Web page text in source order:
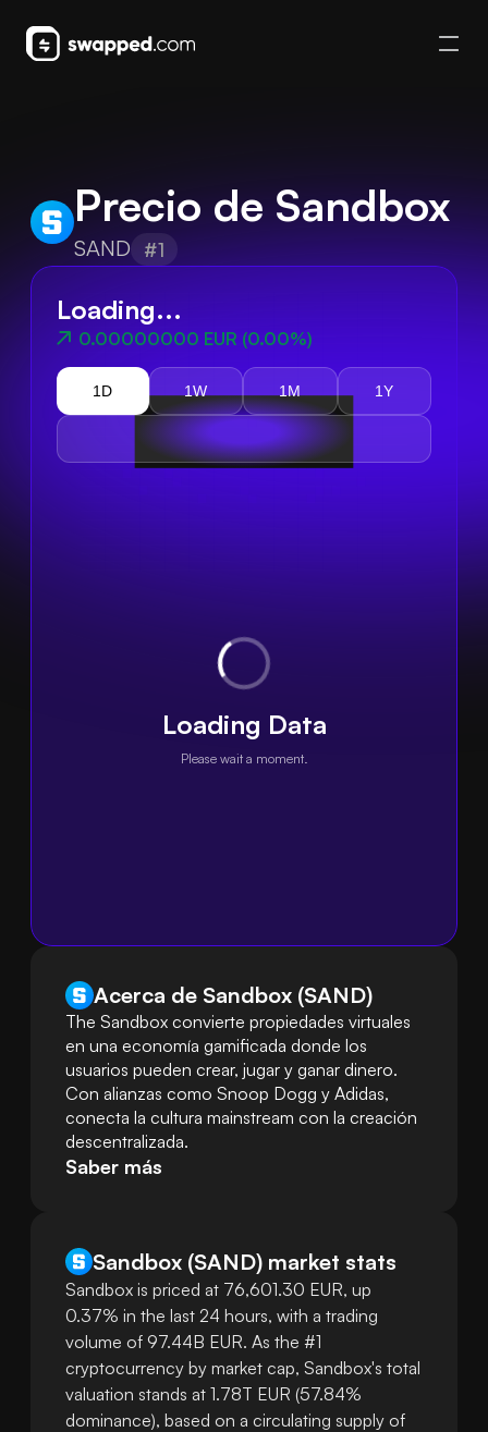
Precio de Sandbox
SAND #1
Loading...
0.00000000 EUR (0.00%)
1D 1W 1M 1Y
Loading Data
Please wait a moment.
Acerca de Sandbox (SAND)
The Sandbox convierte propiedades virtuales
en una economía gamificada donde los
usuarios pueden crear, jugar y ganar dinero.
Con alianzas como Snoop Dogg y Adidas,
conecta la cultura mainstream con la creación
descentralizada.
Saber más
Sandbox (SAND) market stats
Sandbox is priced at 76,601.30 EUR, up
0.37% in the last 24 hours, with a trading
volume of 97.44B EUR. As the #1
cryptocurrency by market cap, Sandbox's total
valuation stands at 1.78T EUR (57.84%
dominance), based on a circulating supply of